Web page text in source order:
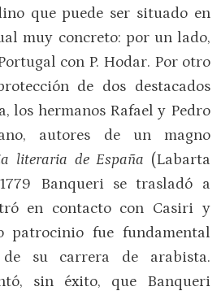
que puede ser situado en
muy concreto: por un lado,
con P. Hodar. Por otro
de dos destacados
los hermanos Rafael y Pedro
autores de un magno
literaria de España (Labarta
Banqueri se trasladó a
en contacto con Casiri y
patrocinio fue fundamental
su carrera de arabista.
sin éxito, que Banqueri